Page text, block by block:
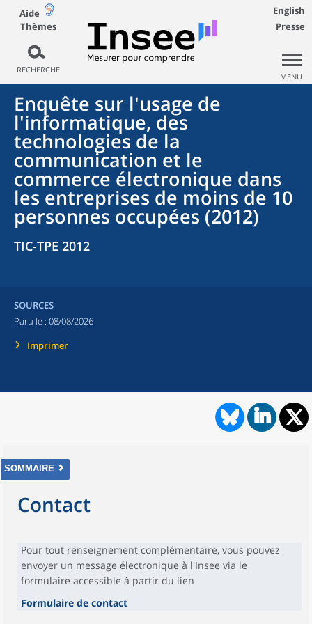
Aide
Thèmes
RECHERCHE
English
Presse
MENU
Enquête sur l'usage de
l'informatique, des
technologies de la
communication et le
commerce électronique dans
les entreprises de moins de 10
personnes occupées (2012)
TIC-TPE 2012
SOURCES
Paru le : 08/08/2026
Imprimer
SOMMAIRE
Contact
Pour tout renseignement complémentaire, vous pouvez
envoyer un message électronique à l'Insee via le
formulaire accessible à partir du lien
Formulaire de contact